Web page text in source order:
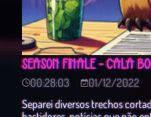
SEASON FINALE - CALA
00:28:03
01/12/2022
Separei diversos trechos